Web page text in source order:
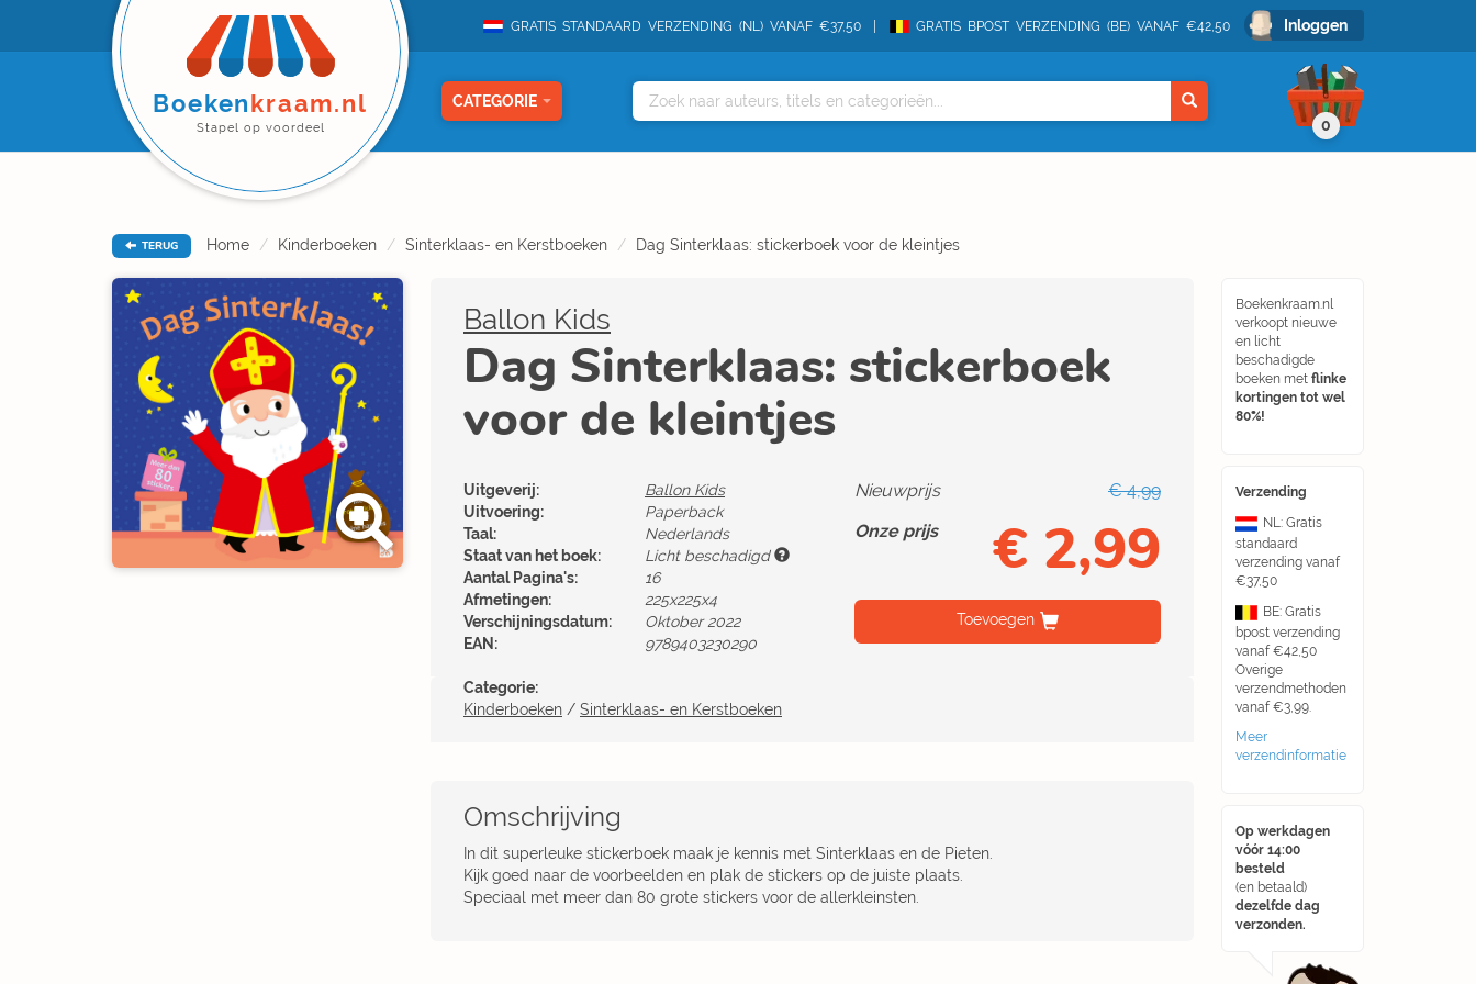
GRATIS STANDAARD VERZENDING (NL) VANAF €37,50 GRATIS BPOST VERZENDING (BE) VANAF €42,50 Inloggen
Boekenkraam.nl
Stapel op voordeel
CATEGORIE
0
TERUG Home Kinderboeken Sinterklaas- en Kerstboeken Dag Sinterklaas: stickerboek voor de kleintjes
Boekenkraam.nl
verkoopt nieuwe
en licht
beschadigde
boeken met flinke
kortingen tot wel
80%!
Verzending
NL: Gratis
standaard
verzending vanaf
€37,50
BE: Gratis
bpost verzending
vanaf €42,50
Overige
verzendmethoden
vanaf €3,99.
Meer
verzendinformatie
Op werkdagen
vóór 14:00
besteld
(en betaald)
dezelfde dag
verzonden.
Ballon Kids
Dag Sinterklaas: stickerboek
voor de kleintjes
Uitgeverij:
Ballon Kids
Uitvoering:
Paperback
Taal:
Nederlands
Staat van het boek:
Licht beschadigd
Aantal Pagina's:
16
Afmetingen:
225x225x4
Verschijningsdatum:
Oktober 2022
EAN:
9789403230290
Nieuwprijs
€ 4,99
Onze prijs
€ 2,99
Toevoegen
Categorie:
Kinderboeken / Sinterklaas- en Kerstboeken
Omschrijving
In dit superleuke stickerboek maak je kennis met Sinterklaas en de Pieten.
Kijk goed naar de voorbeelden en plak de stickers op de juiste plaats.
Speciaal met meer dan 80 grote stickers voor de allerkleinsten.